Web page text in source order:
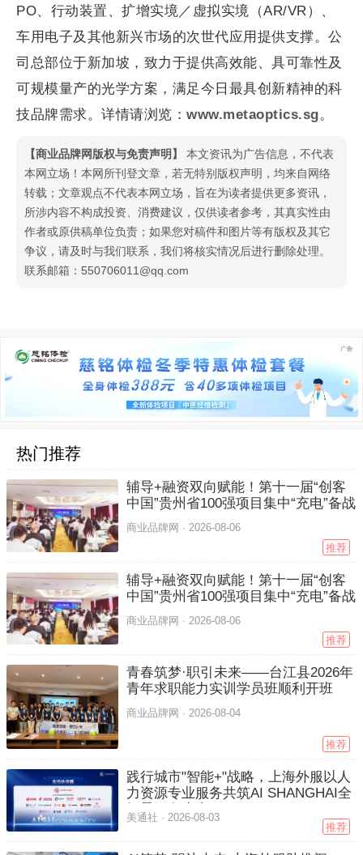
PO、行动装置、扩增实境／虚拟实境（AR/VR）、
车用电子及其他新兴市场的次世代应用提供支撑。公
司总部位于新加坡，致力于提供高效能、具可靠性及
可规模量产的光学方案，满足今日最具创新精神的科
技品牌需求。详情请浏览： www.metaoptics.sg。
【商业品牌网版权与免责声明】
本文资讯为广告信息，不代表
本网立场！本网所刊登文章，若无特别版权声明，均来自网络
转载；文章观点不代表本网立场，旨在为读者提供更多资讯，
所涉内容不构成投资、消费建议，仅供读者参考，其真实性由
作者或原供稿单位负责；如果您对稿件和图片等有版权及其它
争议，请及时与我们联系，我们将核实情况后进行删除处理。
联系邮箱：550706011@qq.com
热门推荐
辅导+融资双向赋能！第十一届“创客
中国”贵州省100强项目集中“充电”备战
商业品牌网 · 2026-08-06
推荐
辅导+融资双向赋能！第十一届“创客
中国”贵州省100强项目集中“充电”备战
商业品牌网 · 2026-08-06
推荐
青春筑梦·职引未来——台江县2026年
青年求职能力实训学员班顺利开班
商业品牌网 ·2026-08-04
推荐
践行城市"智能+"战略，上海外服以人
力资源专业服务共筑AI SHANGHAI全
场景服务生态
美通社 · 2026-08-03
推荐